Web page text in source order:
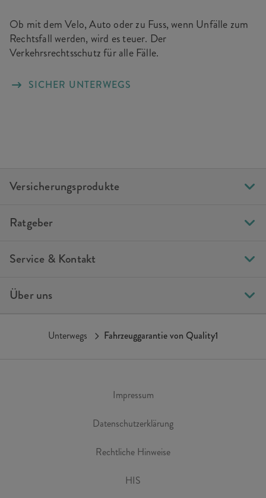
Ob mit dem Velo, Auto oder zu Fuss, wenn Unfälle zum
Rechtsfall werden, wird es teuer. Der
Verkehrsrechtsschutz für alle Fälle.
SICHER UNTERWEGS
Versicherungsprodukte
Ratgeber
Service & Kontakt
Über uns
Impressum
Datenschutzerklärung
Rechtliche Hinweise
HIS
Unterwegs Fahrzeuggarantie von Quality1